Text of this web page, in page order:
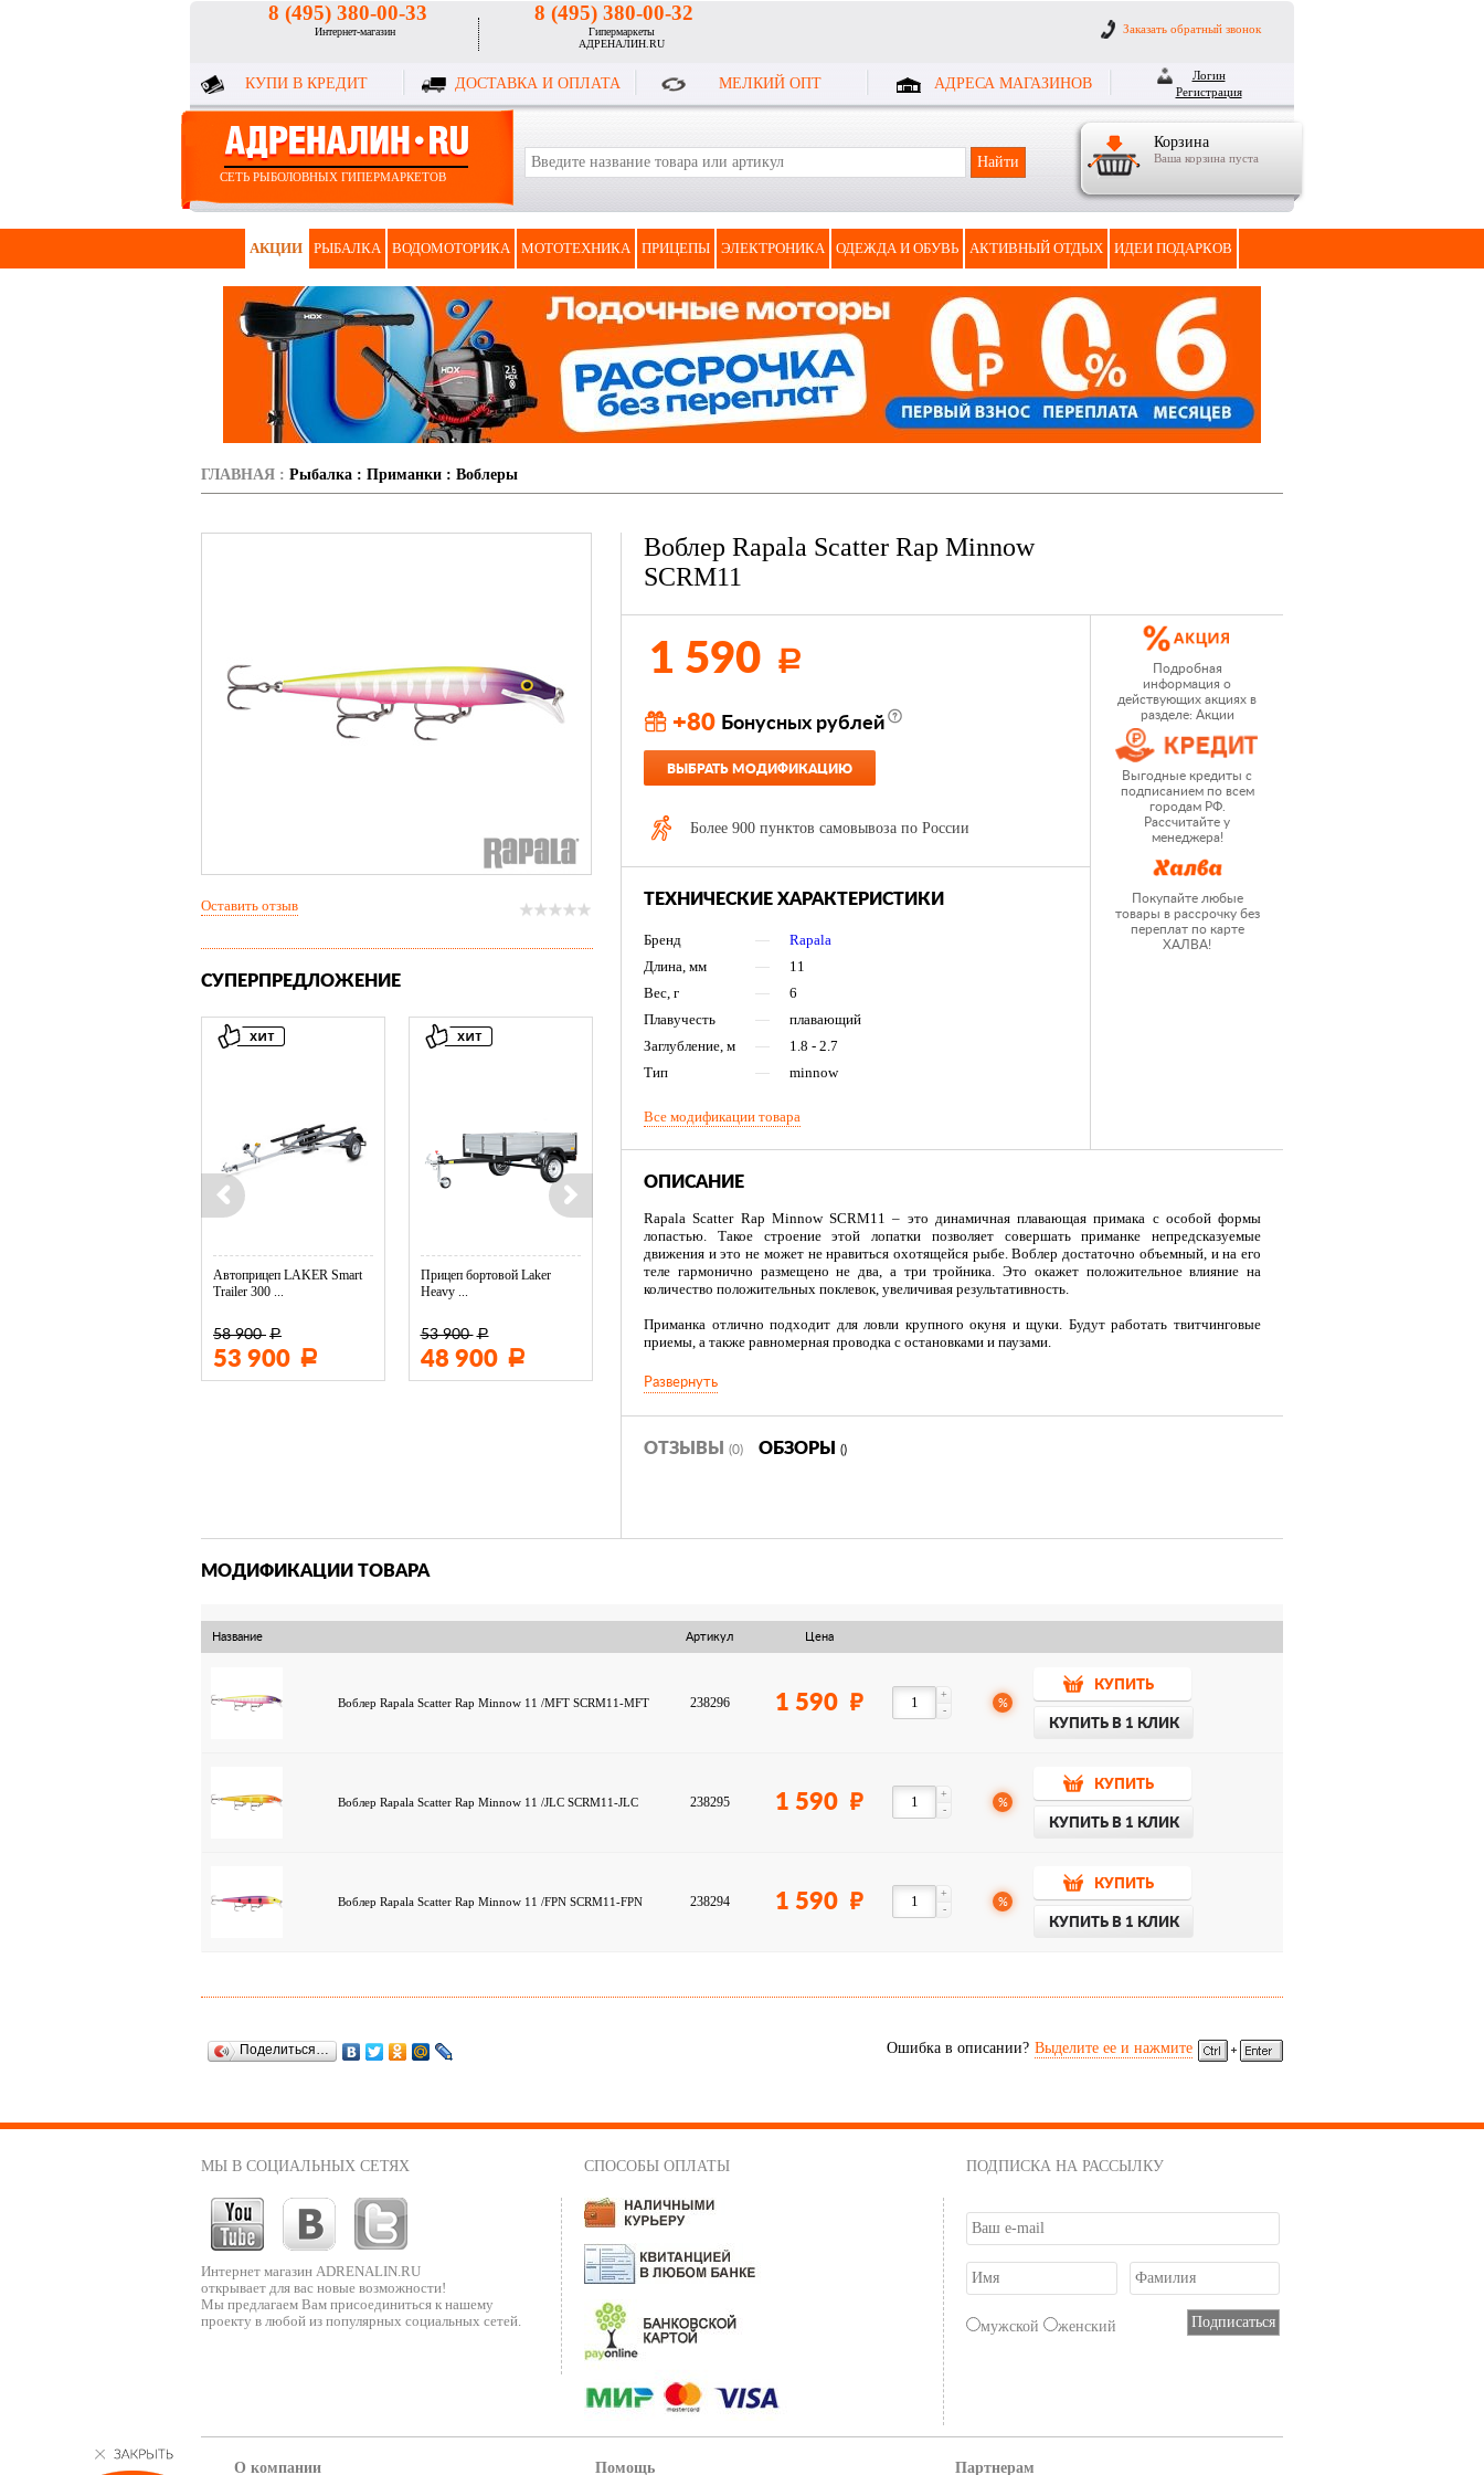
8 (495) 380-00-33
Интернет-магазин
8 (495) 380-00-32
Гипермаркеты
АДРЕНАЛИН.RU
Заказать обратный звонок
КУПИ В КРЕДИТ ДОСТАВКА И ОПЛАТА МЕЛКИЙ ОПТ АДРЕСА МАГАЗИНОВ
Логин
Регистрация
Корзина
Ваша корзина пуста
СЕТЬ РЫБОЛОВНЫХ ГИПЕРМАРКЕТОВ
АКЦИИ РЫБАЛКА ВОДОМОТОРИКА МОТОТЕХНИКА ПРИЦЕПЫ ЭЛЕКТРОНИКА ОДЕЖДА И ОБУВЬ АКТИВНЫЙ ОТДЫХ ИДЕИ ПОДАРКОВ
ГЛАВНАЯ : Рыбалка : Приманки : Воблеры
Воблер Rapala Scatter Rap Minnow
SCRM11
1 590 Р
+80 Бонусных рублей
ВЫБРАТЬ МОДИФИКАЦИЮ
Более 900 пунктов самовывоза по России
ТЕХНИЧЕСКИЕ ХАРАКТЕРИСТИКИ
Бренд —
Rapala
Длина, мм
—
11
Вес, г
—
6
Плавучесть
—
плавающий
Заглубление, м
—
1.8 - 2.7
Тип
— minnow
Все модификации товара
Подробная
информация о
действующих акциях в
разделе: Акции
Выгодные кредиты с
подписанием по всем
городам РФ.
Рассчитайте у
менеджера!
Покупайте любые
товары в рассрочку без
переплат по карте
ХАЛВА!
ОПИСАНИЕ
Rapala Scatter Rap Minnow SCRM11 – это динамичная плавающая примака с особой формы
лопастью. Такое строение этой лопатки позволяет совершать приманке непредсказуемые
движения и это не может не нравиться охотящейся рыбе. Воблер достаточно объемный, и на его
теле гармонично размещено не два, а три тройника. Это окажет положительное влияние на
количество положительных поклевок, увеличивая результативность.
Приманка отлично подходит для ловли крупного окуня и щуки. Будут работать твитчинговые
приемы, а также равномерная проводка с остановками и паузами.
Развернуть
ОТЗЫВЫ (0) ОБЗОРЫ ()
Оставить отзыв
СУПЕРПРЕДЛОЖЕНИЕ
Автоприцеп LAKER Smart
Trailer 300 ...
58 900 Р
53 900 Р
Прицеп бортовой Laker
Heavy ...
53 900 Р
48 900 Р
Тент LAKER с каркасом для
Тент LAKER с каркасом для
...
Тент LAKER с каркасом для
...
Тент LAKER с каркасом для
МОДИФИКАЦИИ ТОВАРА
Название Артикул Цена
Воблер Rapala Scatter Rap Minnow 11 /MFT SCRM11-MFT 238296 1 590 -
+
%
КУПИТЬ
КУПИТЬ В 1 КЛИК
Воблер Rapala Scatter Rap Minnow 11 /JLC SCRM11-JLC 238295 1 590 -
+
%
КУПИТЬ
КУПИТЬ В 1 КЛИК
Воблер Rapala Scatter Rap Minnow 11 /FPN SCRM11-FPN 238294 1 590 -
+
%
КУПИТЬ
КУПИТЬ В 1 КЛИК
Ошибка в описании? Выделите ее и нажмите
Поделиться…
МЫ В СОЦИАЛЬНЫХ СЕТЯХ
Интернет магазин ADRENALIN.RU
открывает для вас новые возможности!
Мы предлагаем Вам присоединиться к нашему
проекту в любой из популярных социальных сетей.
СПОСОБЫ ОПЛАТЫ ПОДПИСКА НА РАССЫЛКУ
мужской женский
О компании Помощь Партнерам